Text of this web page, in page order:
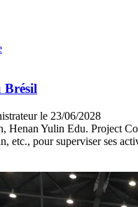
Brésil
le 23/06/2028
Henan Yulin Edu. Project
etc., pour superviser ses